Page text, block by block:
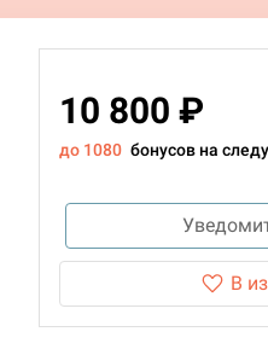
10 800 ₽
до 1080 бонусов на
В